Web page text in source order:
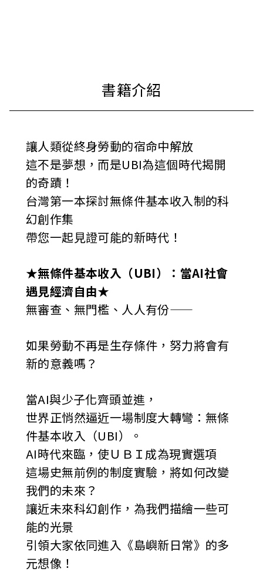
讓人類從終身勞動的宿命中解放
這不是夢想，而是UBI為這個時代揭開
的奇蹟！
台灣第一本探討無條件基本收入制的科
幻創作集
帶您一起見證可能的新時代！
★無條件基本收入（UBI）：當AI社會
遇見經濟自由★
無審查、無門檻、人人有份——
如果勞動不再是生存條件，努力將會有
新的意義嗎？
當AI與少子化齊頭並進，
世界正悄然逼近一場制度大轉彎：無條
件基本收入（UBI）。
AI時代來臨，使ＵＢＩ成為現實選項
這場史無前例的制度實驗，將如何改變
我們的未來？
讓近未來科幻創作，為我們描繪一些可
能的光景
引領大家依同進入《島嶼新日常》的多
元想像！